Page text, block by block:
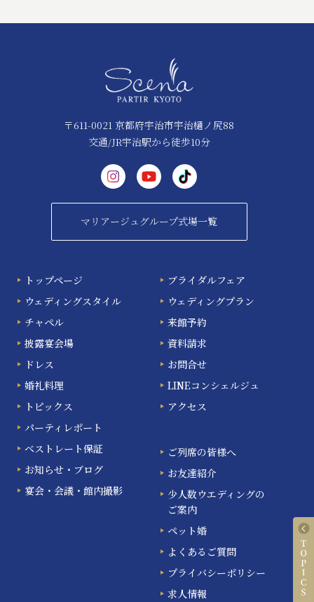
〒611-0021 京都府宇治市宇治樋ノ尻88
交通/JR宇治駅から徒歩10分
マリアージュグループ式場一覧
トップページ
ウェディングスタイル
チャペル
披露宴会場
ドレス
婚礼料理
トピックス
パーティレポート
ベストレート保証
お知らせ・ブログ
宴会・会議・館内撮影
ブライダルフェア
ウェディングプラン
来館予約
資料請求
お問合せ
LINEコンシェルジュ
アクセス
ご列席の皆様へ
お友達紹介
少人数ウエディングの
ご案内
ペット婚
よくあるご質問
プライバシーポリシー
求人情報